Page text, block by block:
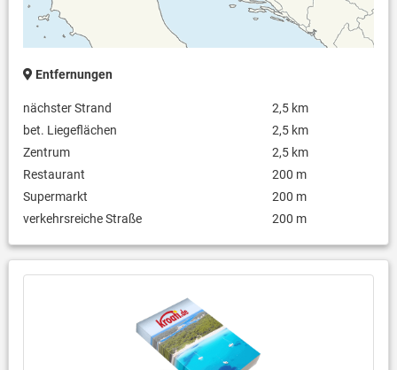
Entfernungen
nächster Strand
2,5 km
bet. Liegeflächen
2,5 km
Zentrum
2,5 km
Restaurant
200 m
Supermarkt
200 m
verkehrsreiche Straße
200 m